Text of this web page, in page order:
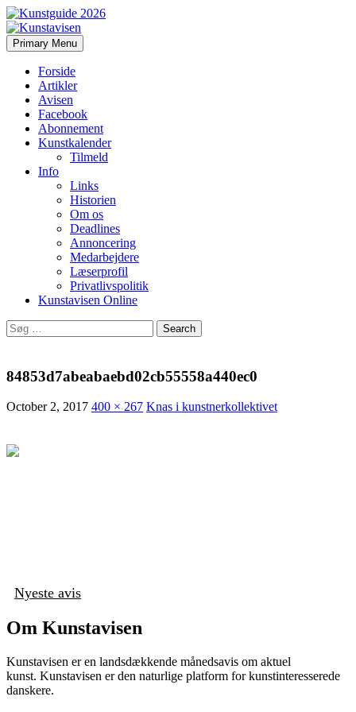
Kunstavisen
Search
Primary Menu Skip
to
Forside
Artikler
Avisen
Facebook
Abonnement
Kunstkalender
Tilmeld
Info
Links
Historien
Om os
Deadlines
Annoncering
Medarbejdere
Læserprofil
Privatlivspolitik
Kunstavisen Online
Search
for:
84853d7abeabaebd02cb55558a440ec0
October 2, 2017 400 × 267 Knas i kunstnerkollektivet
Nyeste avis
Om Kunstavisen
Kunstavisen er en landsdækkende månedsavis om aktuel
kunst. Kunstavisen er den naturlige platform for kunstinteresserede
danskere.